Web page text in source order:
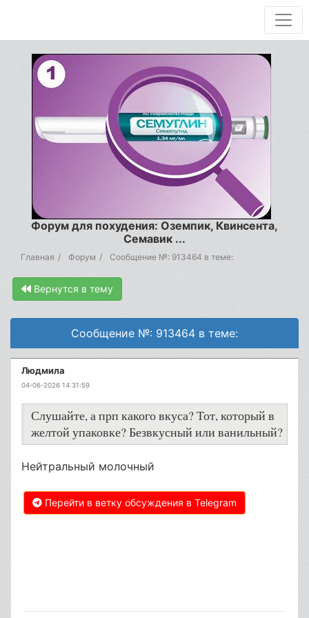
Форум для похудения: Оземпик, Квинсента,
Семавик ...
Главная Форум Сообщение №: 913464 в теме:
Вернутся в тему
Сообщение №: 913464 в теме:
Людмила
04-06-2026 14:31:59
Слушайте, а прп какого вкуса? Тот, который в
желтой упаковке? Безвкусный или ванильный?
Нейтральный молочный
Перейти в ветку обсуждения в Telegram